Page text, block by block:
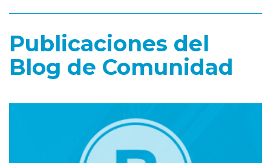
Publicaciones del
Blog de Comunidad